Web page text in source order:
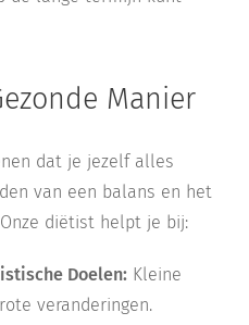
Manier
dat je jezelf alles
van een balans en het
diëtist helpt je bij:
Doelen: Kleine
veranderingen.